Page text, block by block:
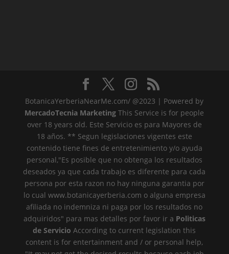
BotanicaYerberiaNearMe.com/ @2023 | Powered by
MercadoTecnia MarketingThis Service is for people
over 18 years old. Este Servicio es para Mayores de
18 años. ** Segun legislaciones vigentes este
contenido tiene fines de entretenimiento y/o ayuda
personal,"Es posible que no obtenga los resultados
deseados ya que cada trabajo es diferente para cada
persona por esta razon no hay ninguna garantia por
lo cual www.botanicayerberia.com o alguna empresa
afiliada no indemniza ni paga por los resultados no
adquiridos" para mas detalles por favor ir a Politicas
de Servicio According to current legislation this
content is for entertainment and / or personal help,